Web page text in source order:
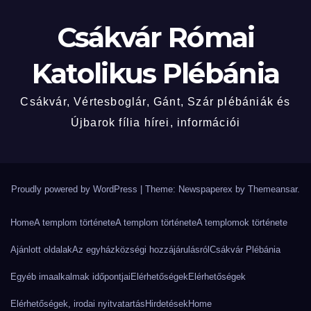
Csákvár Római
Katolikus Plébánia
Csákvár, Vértesboglár, Gánt, Szár plébániák és
Újbarok fília hírei, információi
Proudly powered by WordPress Theme: Newspaperex by Themeansar.
HomeA templom történeteA templom történeteA templomok története
Ajánlott oldalakAz egyházközségi hozzájárulásról Csákvár Plébánia
Egyéb imaalkalmak időpontjai Elérhetőségek Elérhetőségek
Elérhetőségek, irodai nyitvatartásHirdetésekHome